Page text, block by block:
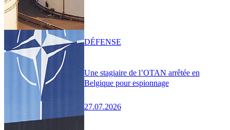
Une stagiaire de l’OTAN arrêtée en
Belgique pour espionnage
27.07.2026
DÉFENSE